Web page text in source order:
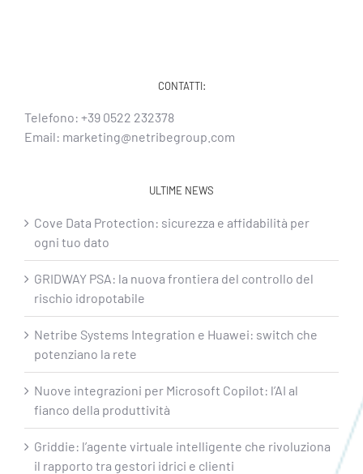
CONTATTI:
Telefono: +39 0522 232378
Email: marketing@netribegroup.com
ULTIME NEWS
Cove Data Protection: sicurezza e affidabilità per
ogni tuo dato
GRIDWAY PSA: la nuova frontiera del controllo del
rischio idropotabile
Netribe Systems Integration e Huawei: switch che
potenziano la rete
Nuove integrazioni per Microsoft Copilot: l’AI al
fianco della produttività
Griddie: l’agente virtuale intelligente che rivoluziona
il rapporto tra gestori idrici e clienti